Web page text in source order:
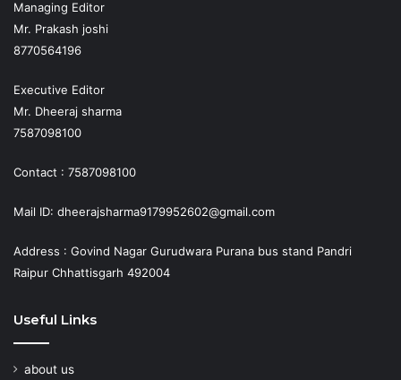
Managing Editor
Mr. Prakash joshi
8770564196
Executive Editor
Mr. Dheeraj sharma
7587098100
Contact : 7587098100
Mail ID: dheerajsharma9179952602@gmail.com
Address : Govind Nagar Gurudwara Purana bus stand Pandri
Raipur Chhattisgarh 492004
Useful Links
about us